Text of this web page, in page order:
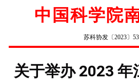
中国科学院
苏科协发〔2023〕
关于举办 2023 年